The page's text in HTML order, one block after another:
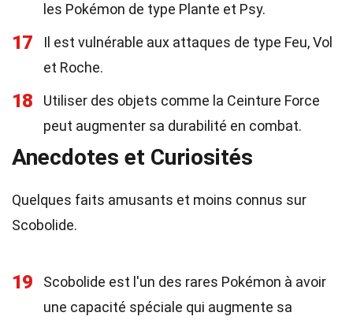
les Pokémon de type Plante et Psy.
17
Il est vulnérable aux attaques de type Feu, Vol
et Roche.
18
Utiliser des objets comme la Ceinture Force
peut augmenter sa durabilité en combat.
Anecdotes et Curiosités
Quelques faits amusants et moins connus sur
Scobolide.
19
Scobolide est l'un des rares Pokémon à avoir
une capacité spéciale qui augmente sa